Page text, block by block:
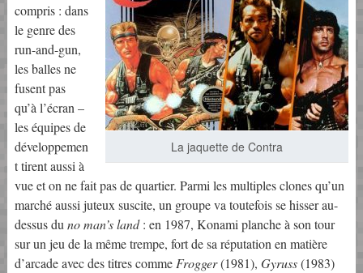
La jaquette de Contra
compris : dans
le genre des
run-and-gun,
les balles ne
fusent pas
qu’à l’écran –
les équipes de
développemen
t tirent aussi à
vue et on ne fait pas de quartier. Parmi les multiples clones qu’un
marché aussi juteux suscite, un groupe va toutefois se hisser au-
dessus du no man’s land: en 1987, Konami planche à son tour
sur un jeu de la même trempe, fort de sa réputation en matière
d’arcade avec des titres comme Frogger(1981), Gyruss(1983)